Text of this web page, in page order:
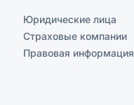
Юридические лица
Страховые компании
Правовая информация